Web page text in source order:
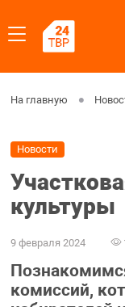
На главную
Новости
культуры
9 февраля 2024
комиссий,